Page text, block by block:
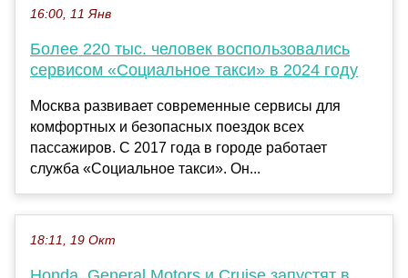
16:00, 11 Янв
Более 220 тыс. человек воспользовались
сервисом «Социальное такси» в 2024 году
Москва развивает современные сервисы для
комфортных и безопасных поездок всех
пассажиров. С 2017 года в городе работает
служба «Социальное такси». Он...
18:11, 19 Окт